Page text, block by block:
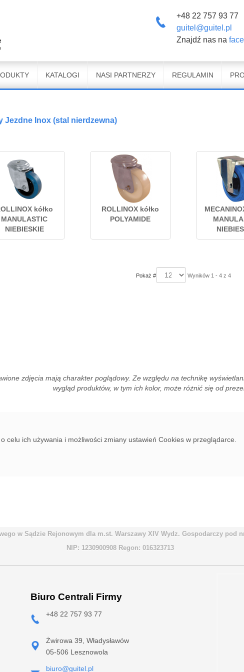
+48 22 757 93 77
guitel@guitel.pl
Znajdź nas na
KATALOGI NASI PARTNERZY REGULAMIN
Jezdne Inox (stal nierdzewna)
kółko
MANULASTIC
NIEBIESKIE
ROLLINOX kółko
POLYAMIDE
Pokaż # Wyników 1 - 4 z 4
zdjęcia mają charakter poglądowy. Ze względu na technikę
wygląd produktów, w tym ich kolor, może różnić się od
celu ich używania i możliwości zmiany ustawień Cookies w przeglądarce.
w Sądzie Rejonowym dla m.st. Warszawy XIV Wydz. Gospodarczy pod nr
NIP: 1230900908 Regon: 016323713
Biuro Centrali Firmy
+48 22 757 93 77
Żwirowa 39, Władysławów
05-506 Lesznowola
biuro@guitel.pl